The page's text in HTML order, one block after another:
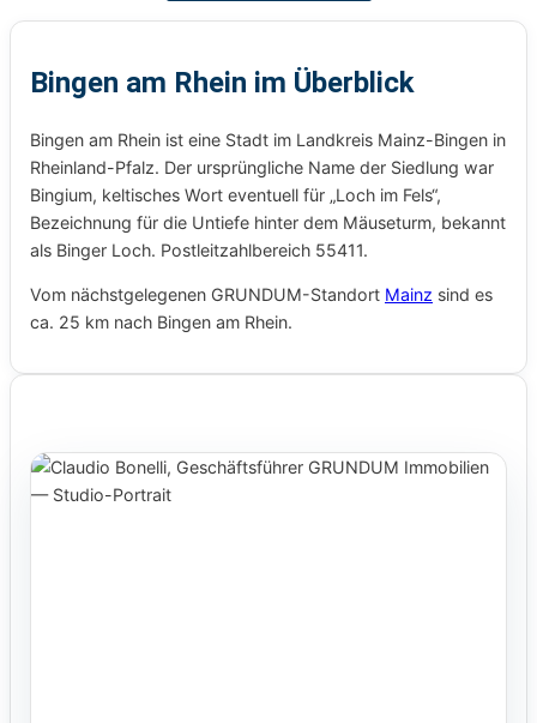
Bingen am Rhein im Überblick
Bingen am Rhein ist eine Stadt im Landkreis Mainz-Bingen in
Rheinland-Pfalz. Der ursprüngliche Name der Siedlung war
Bingium, keltisches Wort eventuell für „Loch im Fels“,
Bezeichnung für die Untiefe hinter dem Mäuseturm, bekannt
als Binger Loch. Postleitzahlbereich 55411.
Vom nächstgelegenen GRUNDUM-Standort Mainz sind es
ca. 25 km nach Bingen am Rhein.